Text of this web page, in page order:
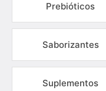
Prebióticos
Saborizantes
Suplementos